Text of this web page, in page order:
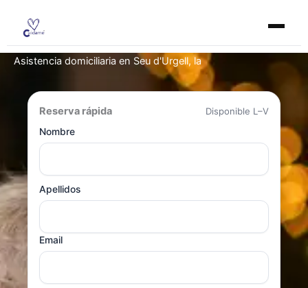
contenido
Asistencia domiciliaria en Seu d'Urgell, la
Reserva rápida
Disponible L–V
Nombre
Apellidos
Email